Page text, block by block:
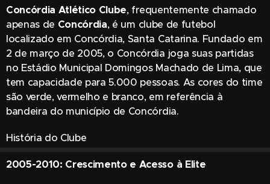
Concórdia Atlético Clube, frequentemente chamado
apenas de Concórdia, é um clube de futebol
localizado em Concórdia, Santa Catarina. Fundado em
2 de março de 2005, o Concórdia joga suas partidas
no Estádio Municipal Domingos Machado de Lima, que
tem capacidade para 5.000 pessoas. As cores do time
são verde, vermelho e branco, em referência à
bandeira do município de Concórdia.
História do Clube
2005-2010: Crescimento e Acesso à Elite